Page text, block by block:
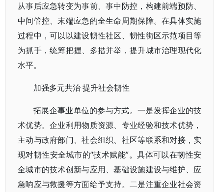
从事后应急转变为事前、事中防控，构建前端预防、
中间管控、末端应急的全生命周期保障。在具体实施
过程中，可以以建设韧性社区、韧性街区示范项目等
为抓手，统筹把握、多措并举，提升城市治理现代化
水平。
加强多元共治 提升社会韧性
拓展企事业单位的参与方式。一是发挥企业的技
术优势。企业利用物质资源、专业经验和技术优势，
主动与政府部门、社会组织、社区等联系和对接，实
现对韧性安全城市的“技术赋能”。具体可以在韧性安
全城市的技术创新与应用、基础设施建设与维护、应
急响应与救援等方面给予支持。二是注重企业社会资